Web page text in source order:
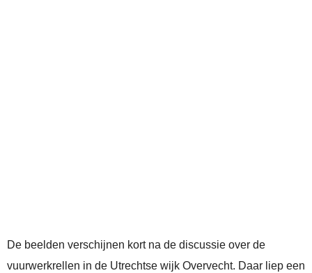
De beelden verschijnen kort na de discussie over de
vuurwerkrellen in de Utrechtse wijk Overvecht. Daar liep een